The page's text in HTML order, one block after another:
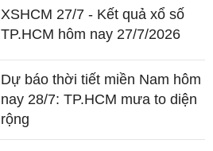
XSHCM 27/7 - Kết quả xổ số
TP.HCM hôm nay 27/7/2026
Dự báo thời tiết miền Nam hôm
nay 28/7: TP.HCM mưa to diện
rộng